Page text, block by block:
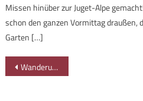
Missen hinüber zur Juget-Alpe
schon den ganzen Vormittag draußen,
Garten […]
Beitragsnavigation
Wanderung durch München: FC Bayern und der Baby-Eisbär im Tierpark Hellabrunn